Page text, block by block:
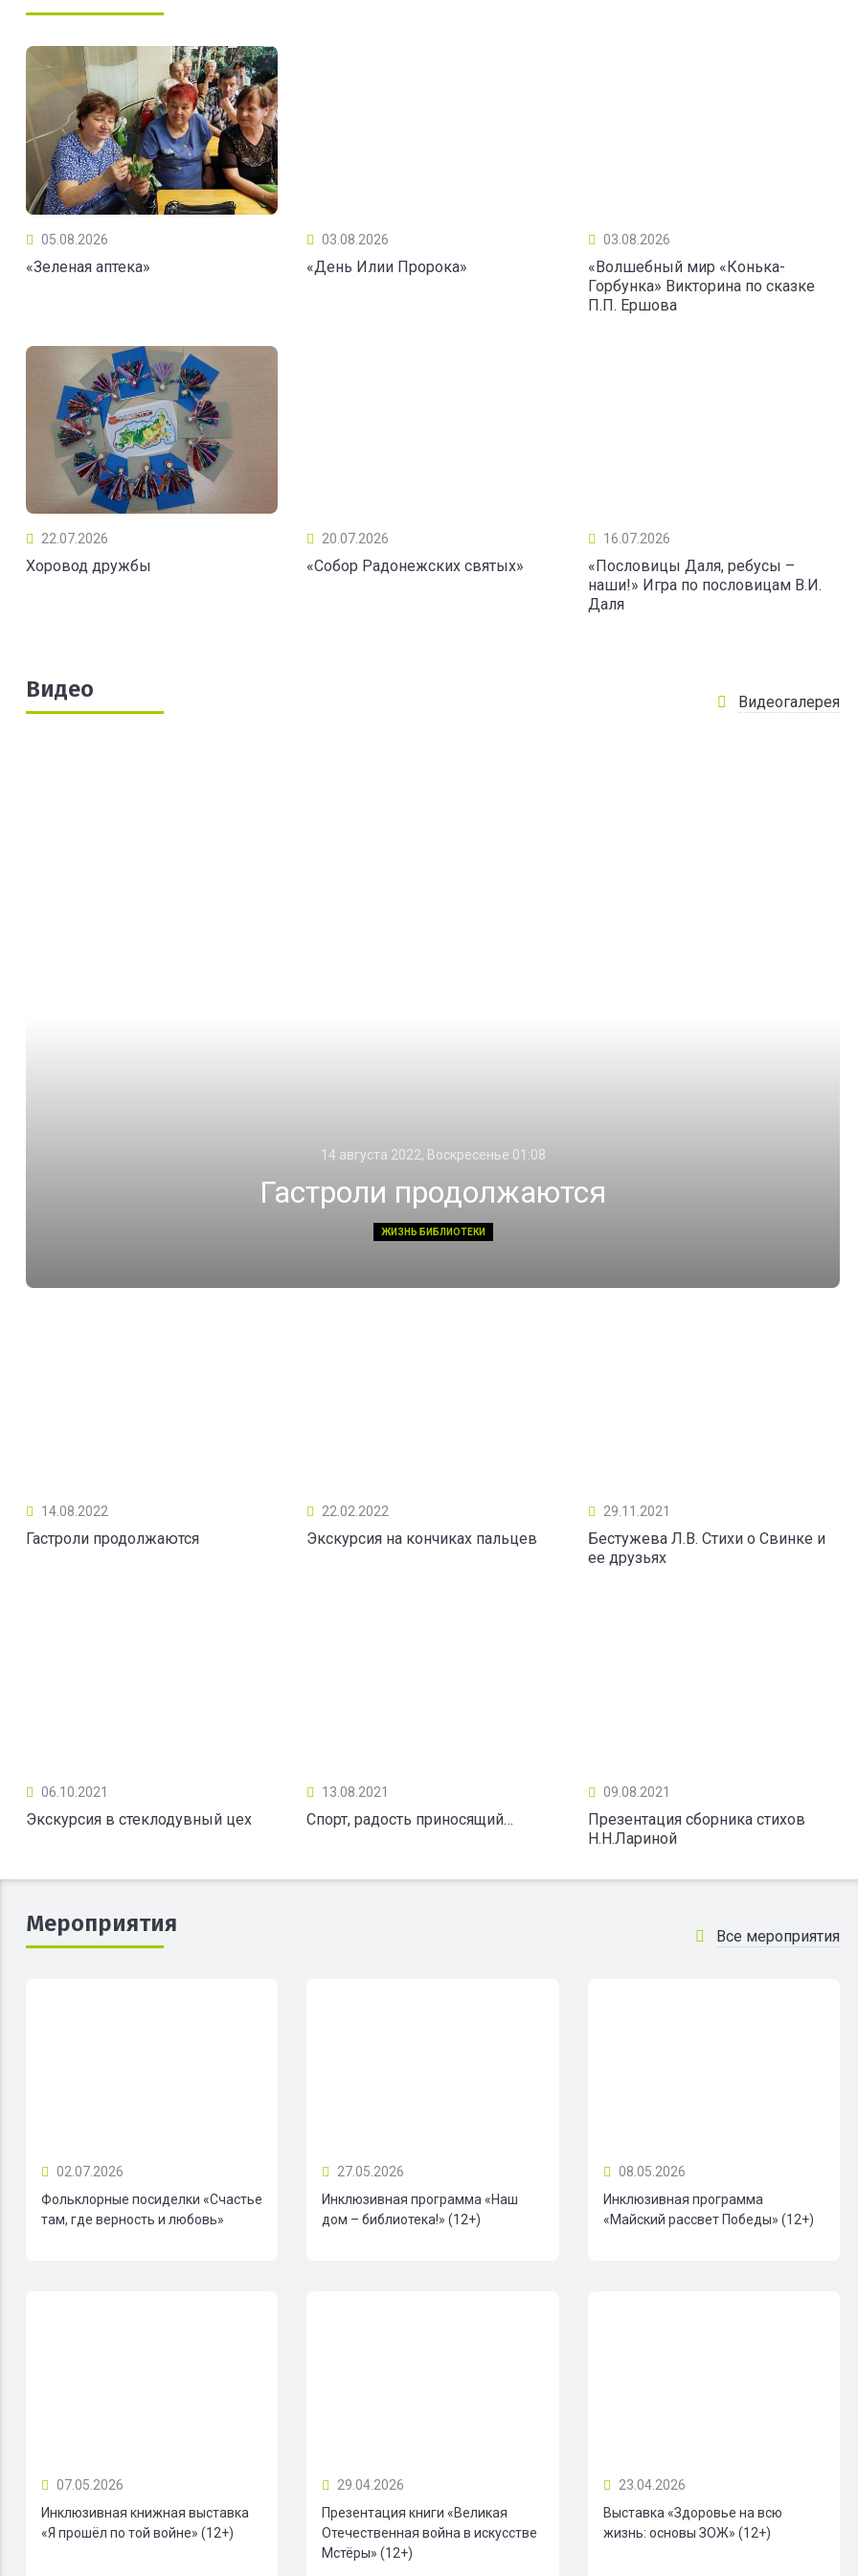
05.08.2026
«Зеленая аптека»
03.08.2026
«День Илии Пророка»
03.08.2026
«Волшебный мир «Конька-
Горбунка» Викторина по сказке
П.П. Ершова
22.07.2026
Хоровод дружбы
20.07.2026
«Собор Радонежских святых»
16.07.2026
«Пословицы Даля, ребусы –
наши!» Игра по пословицам В.И.
Даля
Видео Видеогалерея
14 августа 2022, Воскресенье 01:08
Гастроли продолжаются
ЖИЗНЬ БИБЛИОТЕКИ
14.08.2022
Гастроли продолжаются
22.02.2022
Экскурсия на кончиках пальцев
29.11.2021
Бестужева Л.В. Стихи о Свинке и
ее друзьях
06.10.2021
Экскурсия в стеклодувный цех
13.08.2021
Спорт, радость приносящий…
09.08.2021
Презентация сборника стихов
Н.Н.Лариной
Мероприятия Все мероприятия
02.07.2026
Фольклорные посиделки «Счастье
там, где верность и любовь»
27.05.2026
Инклюзивная программа «Наш
дом – библиотека!» (12+)
08.05.2026
Инклюзивная программа
«Майский рассвет Победы» (12+)
07.05.2026
Инклюзивная книжная выставка
«Я прошёл по той войне» (12+)
29.04.2026
Презентация книги «Великая
Отечественная война в искусстве
Мстёры» (12+)
23.04.2026
Выставка «Здоровье на всю
жизнь: основы ЗОЖ» (12+)